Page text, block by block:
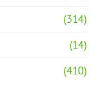
(314)
(14)
(410)